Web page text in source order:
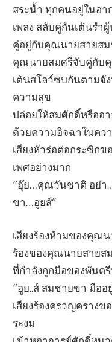
สระน้ำ ทุกคนอยู่ในอา
เพลง สลับคู่กันเต้นร
คู่อยู่กับคุณนายสายสม
คุณนายสมศรีจับคู่กับ
เต้นสโลว์ซบกันตามจั
ความสุข
ปล่อยให้สมศักดิ์หรืออ
ด้วยความอิจฉาในคว
เสียงหัวร่อต่อกระซิก
เพศอย่างมาก
“อุ๊ย…คุณวันชาติ อย่า
ขา…อูยส์”
เสียงร้องห้ามของคุณ
ร้องของคุณนายสายส
ที่กำลังถูกมือของพันต
“อูย..ส์ สมชายขา มืออ
เสียงร้องครวญคราง
ระงม